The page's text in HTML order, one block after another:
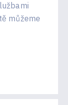
můžeme